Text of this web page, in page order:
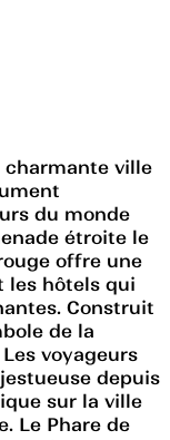
charmante ville
du monde
étroite le
offre une
les hôtels qui
Construit
de la
voyageurs
depuis
sur la ville
Le Phare de